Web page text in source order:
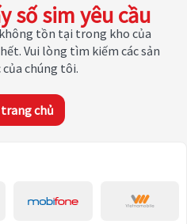
số sim yêu cầu
tồn tại trong kho của
Vui lòng tìm kiếm các sản
chúng tôi.
chủ